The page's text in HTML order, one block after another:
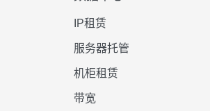
IP租赁
服务器托管
机柜租赁
带宽